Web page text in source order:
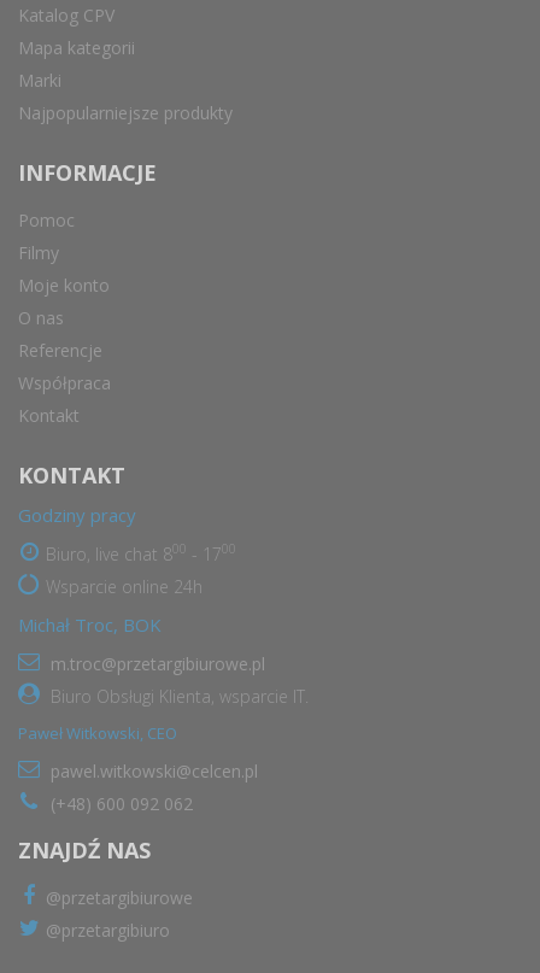
Katalog CPV
Mapa kategorii
Marki
Najpopularniejsze produkty
INFORMACJE
Pomoc
Filmy
Moje konto
O nas
Referencje
Współpraca
Kontakt
KONTAKT
Godziny pracy
Biuro, live chat 8 - 17
Wsparcie online 24h
Michał Troc, BOK
m.troc@przetargibiurowe.pl
Biuro Obsługi Klienta, wsparcie IT.
Paweł Witkowski, CEO
pawel.witkowski@celcen.pl
(+48) 600 092 062
ZNAJDŹ NAS
@przetargibiurowe
@przetargibiuro